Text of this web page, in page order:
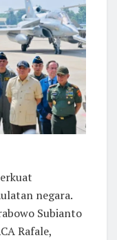
negara.
Subianto
Rafale,